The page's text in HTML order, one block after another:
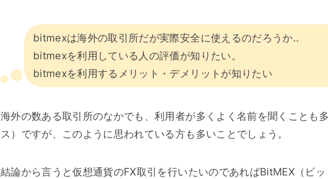
bitmexは海外の取引所だが実際安全に使えるのだろうか..
bitmexを利用している人の評価が知りたい。
bitmexを利用するメリット・デメリットが知りたい
海外の数ある取引所のなかでも、利用者が多くよく名前を聞くことも
ス）ですが、このように思われている方も多いことでしょう。
結論から言うと仮想通貨のFX取引を行いたいのであればBitMEX（ビ